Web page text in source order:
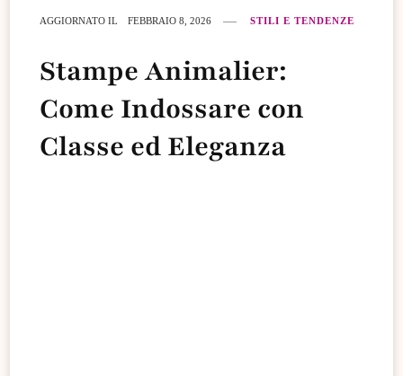
AGGIORNATO IL FEBBRAIO 8, 2026 STILI E TENDENZE
Stampe Animalier:
Come Indossare con
Classe ed Eleganza